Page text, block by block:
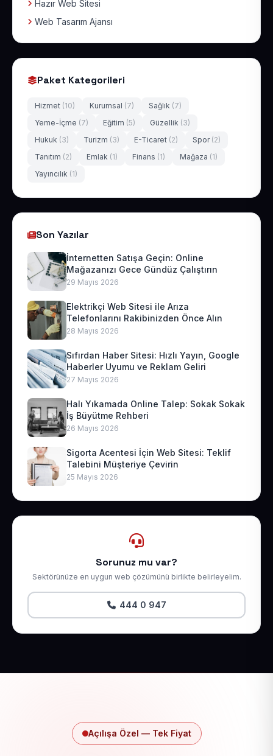
Hazır Web Sitesi
Web Tasarım Ajansı
Paket Kategorileri
Hizmet (10) Kurumsal (7) Sağlık (7)
Yeme-İçme (7) Eğitim (5) Güzellik (3)
Hukuk (3) Turizm (3) E-Ticaret (2) Spor (2)
Tanıtım (2) Emlak (1) Finans (1) Mağaza (1)
Yayıncılık (1)
Son Yazılar
İnternetten Satışa Geçin: Online
Mağazanızı Gece Gündüz Çalıştırın
29 Mayıs 2026
Elektrikçi Web Sitesi ile Arıza
Telefonlarını Rakibinizden Önce Alın
28 Mayıs 2026
Sıfırdan Haber Sitesi: Hızlı Yayın, Google
Haberler Uyumu ve Reklam Geliri
27 Mayıs 2026
Halı Yıkamada Online Talep: Sokak Sokak
İş Büyütme Rehberi
26 Mayıs 2026
Sigorta Acentesi İçin Web Sitesi: Teklif
Talebini Müşteriye Çevirin
25 Mayıs 2026
Sorunuz mu var?
Sektörünüze en uygun web çözümünü birlikte belirleyelim.
444 0 947
Açılışa Özel — Tek Fiyat